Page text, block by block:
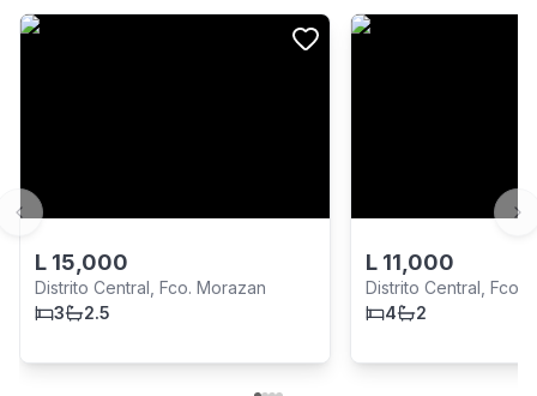
L 15,000
Distrito Central, Fco. Morazan
3
2.5
L 11,000
Distrito Central, Fco.
4
2
Previous slide